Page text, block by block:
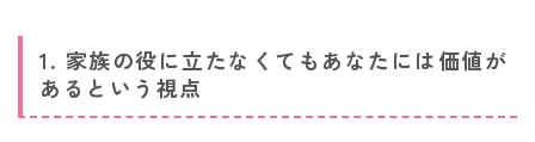
1. 家族の役に立たなくてもあなたには価値が
あるという視点